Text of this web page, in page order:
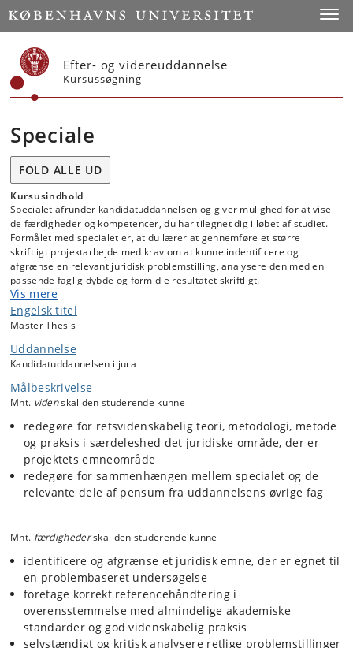
Start
Efter- og videreuddannelse
Kursussøgning
Speciale
FOLD ALLE UD
Kursusindhold
Specialet afrunder kandidatuddannelsen og giver mulighed for at vise
de færdigheder og kompetencer, du har tilegnet dig i løbet af studiet.
Formålet med specialet er, at du lærer at gennemføre et større
skriftligt projektarbejde med krav om at kunne indentificere og
afgrænse en relevant juridisk problemstilling, analysere den med en
passende faglig dybde og formidle resultatet skriftligt.
Du har mulighed for at skrive specialet enten individuelt eller i en
gruppe på to til fem studerende.
Vis mere
Engelsk titel
Master Thesis
Uddannelse
Kandidatuddannelsen i jura
Målbeskrivelse
Mht. videnskal den studerende kunne
redegøre for retsvidenskabelig teori, metodologi, metode
og praksis i særdeleshed det juridiske område, der er
projektets emneområde
redegøre for sammenhængen mellem specialet og de
relevante dele af pensum fra uddannelsens øvrige fag
Mht. færdighederskal den studerende kunne
identificere og afgrænse et juridisk emne, der er egnet til
en problembaseret undersøgelse
foretage korrekt referencehåndtering i
overensstemmelse med almindelige akademiske
standarder og god videnskabelig praksis
selvstændigt og kritisk analysere retlige problemstillinger